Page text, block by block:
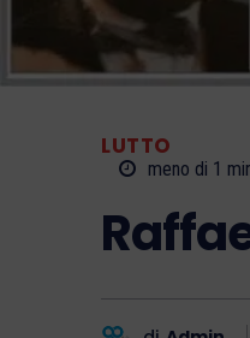
LUTTO
meno di 1